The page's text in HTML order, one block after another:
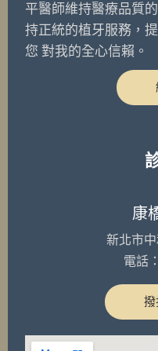
平醫師維持醫療品質
持正統的植牙服務，
您 對我的全心信賴。
康
新北市
電話：
撥